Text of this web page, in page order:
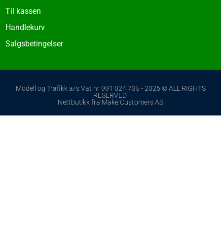
Til kassen
Handlekurv
Salgsbetingelser
Modell og Trafikk a/s Vat nr 991 024 735 - 2026 © ALL RIGHTS
RESERVED.
Nettbutikk fra Make Customers AS